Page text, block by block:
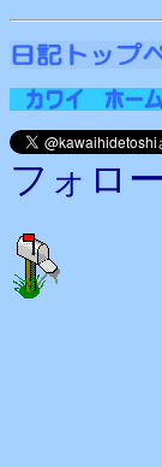
フォロ